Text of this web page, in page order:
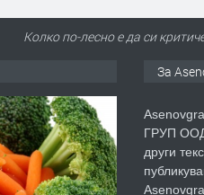
Колко по-лесно е да си
За
ГРУП
други